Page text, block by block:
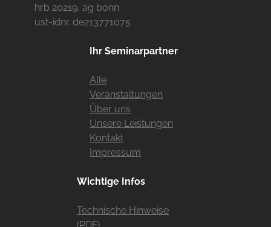
hrb 20219, ag bonn
ust-idnr. de213771075
Ihr Seminarpartner
Alle
Veranstaltungen
Über uns
Unsere Leistungen
Kontakt
Impressum
Wichtige Infos
Technische Hinweise